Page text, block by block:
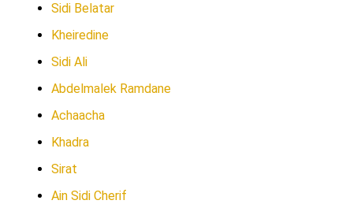
Sidi Belatar
Kheiredine
Sidi Ali
Abdelmalek Ramdane
Achaacha
Khadra
Sirat
Ain Sidi Cherif